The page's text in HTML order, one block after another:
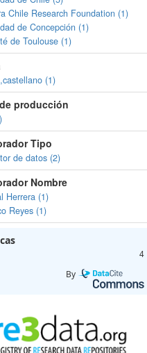
Chile Research Foundation (1)
de Concepción (1)
de Toulouse (1)
(1)
producción
Tipo
de datos (2)
Nombre
Herrera (1)
Reyes (1)
4
By